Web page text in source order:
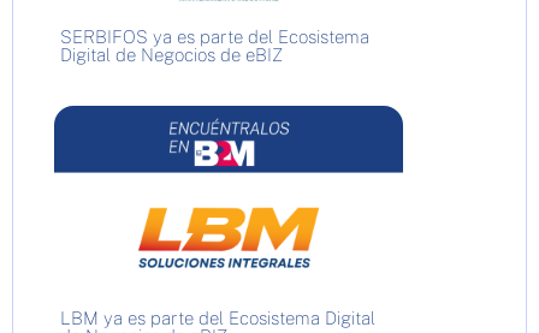
SERBIFOS ya es parte del Ecosistema
Digital de Negocios de eBIZ
LBM ya es parte del Ecosistema Digital